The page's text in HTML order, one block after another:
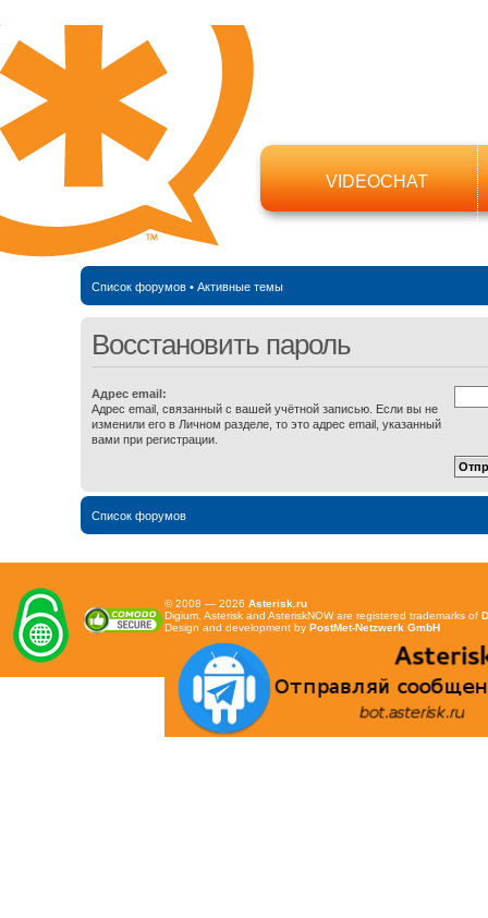
VIDEOCHAT
Список форумов• Активные темы
Восстановить пароль
Адрес email:
Адрес email, связанный с вашей учётной записью. Если вы не
изменили его в Личном разделе, то это адрес email, указанный
вами при регистрации.
Список форумов
© 2008 — 2026 Asterisk.ru
Digium, Asterisk and AsteriskNOW are registered trademarks of
Design and development by PostMet-Netzwerk GmbH